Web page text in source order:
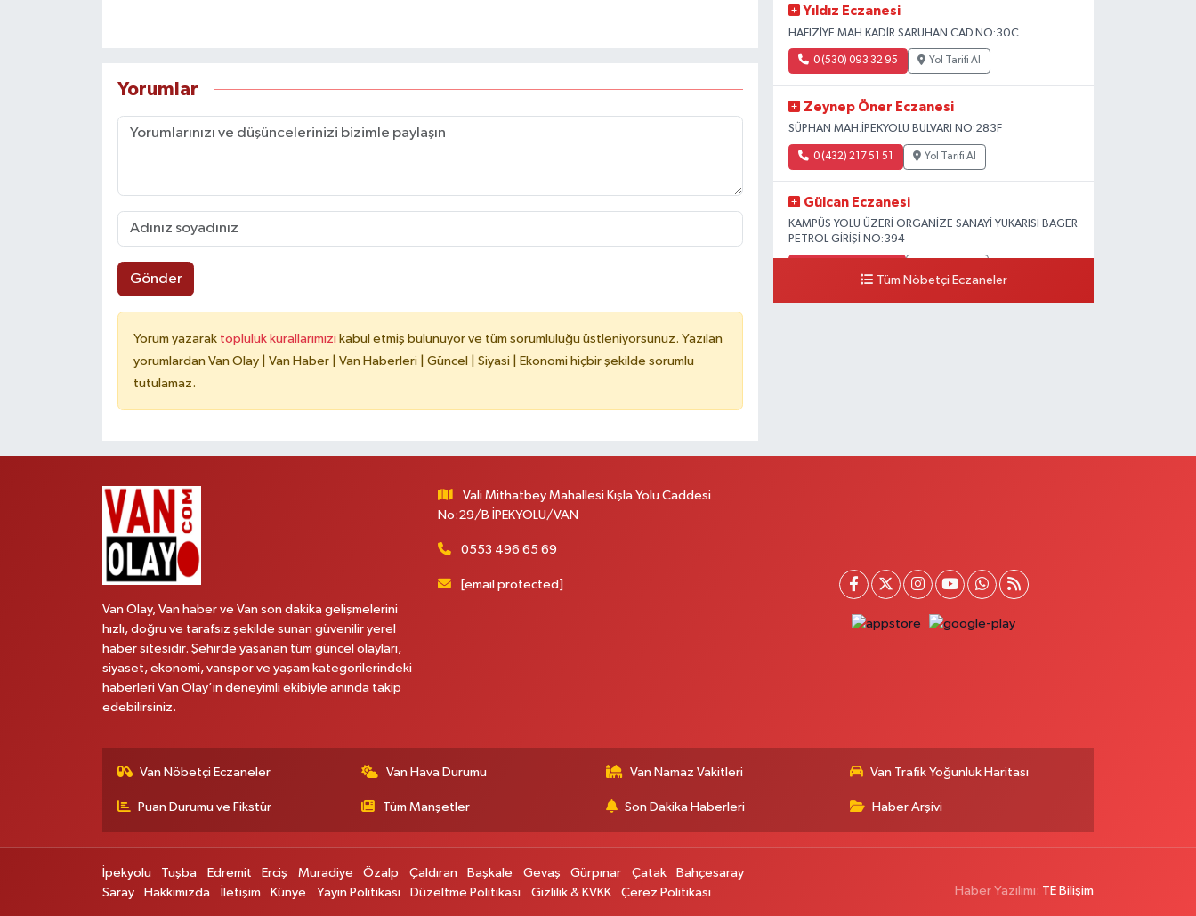
Yorumlar
Gönder
Yorum yazarak topluluk kurallarımızı kabul etmiş bulunuyor ve tüm sorumluluğu üstleniyorsunuz. Yazılan
yorumlardan Van Olay | Van Haber | Van Haberleri | Güncel | Siyasi | Ekonomi hiçbir şekilde sorumlu
tutulamaz.
Yıldız Eczanesi
HAFIZİYE MAH.KADİR SARUHAN CAD.NO:30C
0 (530) 093 32 95 Yol Tarifi Al
Zeynep Öner Eczanesi
SÜPHAN MAH.İPEKYOLU BULVARI NO:283F
0 (432) 217 51 51 Yol Tarifi Al
Gülcan Eczanesi
KAMPÜS YOLU ÜZERİ ORGANİZE SANAYİ YUKARISI BAGER
PETROL GİRİŞİ NO:394
0 (432) 212 66 67 Yol Tarifi Al
Yenı Derman Eczanesi
Hayat Eczanesi
SEREFIYE MAHALLE URARTU SOKAK ESKİ İSTANBUL HAST.
Tüm Nöbetçi Eczaneler
Van Olay, Van haber ve Van son dakika gelişmelerini
hızlı, doğru ve tarafsız şekilde sunan güvenilir yerel
haber sitesidir. Şehirde yaşanan tüm güncel olayları,
siyaset, ekonomi, vanspor ve yaşam kategorilerindeki
haberleri Van Olay’ın deneyimli ekibiyle anında takip
edebilirsiniz.
Vali Mithatbey Mahallesi Kışla Yolu Caddesi
No:29/B İPEKYOLU/VAN
0553 496 65 69
[email protected]
Van Nöbetçi Eczaneler Van Hava Durumu Van Namaz Vakitleri Van Trafik Yoğunluk Haritası
Puan Durumu ve Fikstür Tüm Manşetler Son Dakika Haberleri Haber Arşivi
İpekyolu Tuşba Edremit Erciş Muradiye Özalp Çaldıran Başkale Gevaş Gürpınar Çatak
Bahçesaray
Saray
Hakkımızda İletişim Künye Yayın Politikası Düzeltme Politikası Gizlilik & KVKK Çerez Politikası Haber Yazılımı: TE Bilişim